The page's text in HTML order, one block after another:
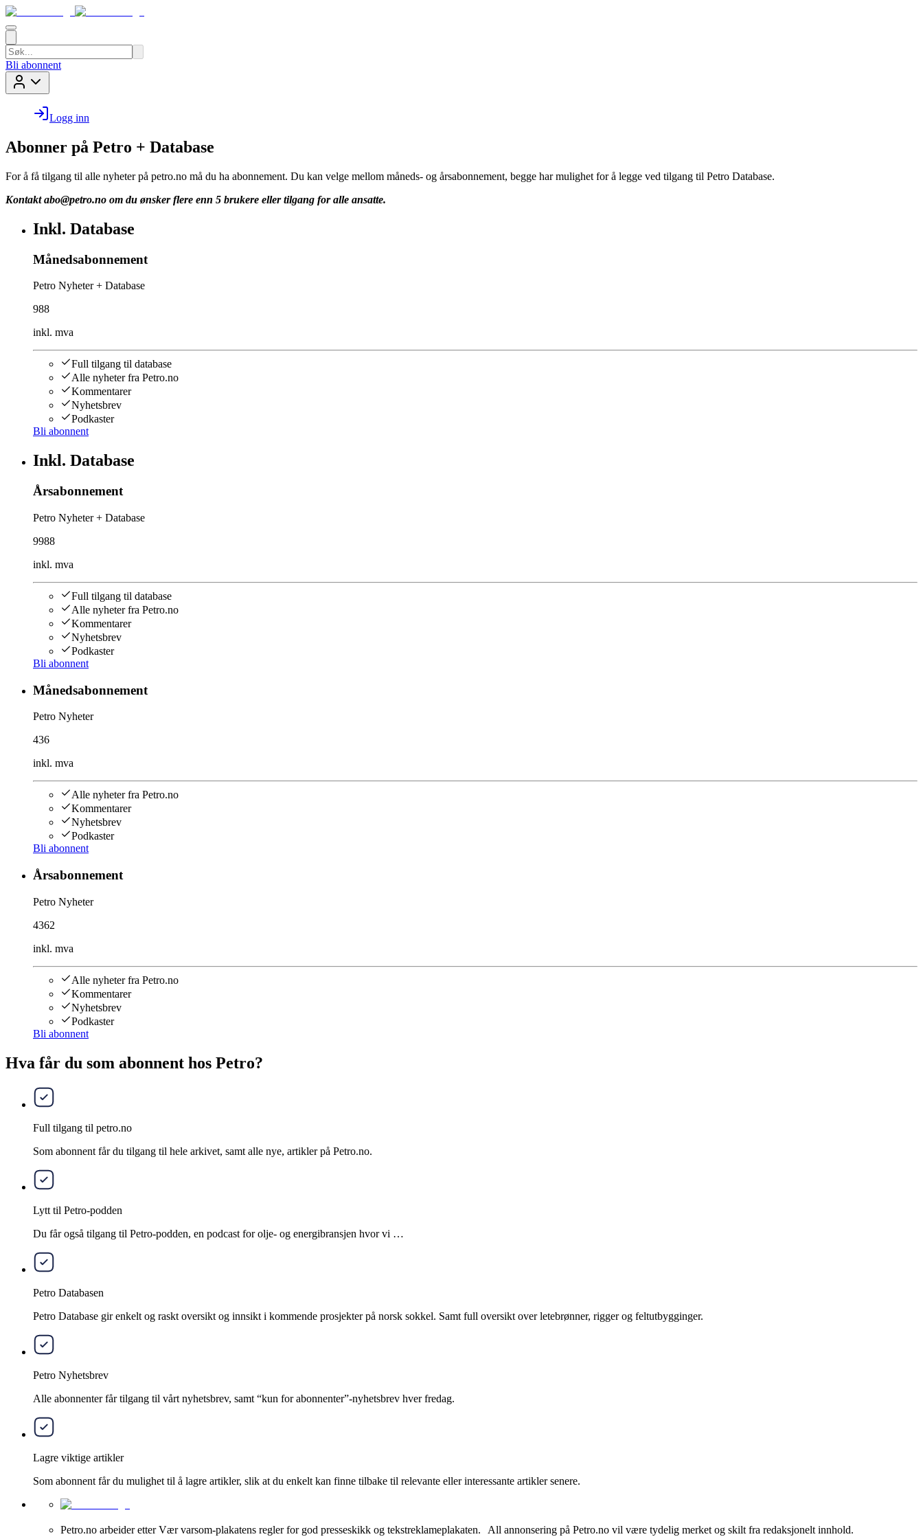
Bli abonnent
Logg inn
Abonner på Petro + Database
For å få tilgang til alle nyheter på petro.no må du ha abonnement. Du kan velge mellom måneds- og årsabonnement, begge har mulighet for å legge ved tilgang til Petro Database.
Kontakt abo@petro.no om du ønsker flere enn 5 brukere eller tilgang for alle ansatte.
Inkl. Database
Månedsabonnement
Petro Nyheter + Database
988
inkl. mva
Full tilgang til database
Alle nyheter fra Petro.no
Kommentarer
Nyhetsbrev
Podkaster
Bli abonnent
Inkl. Database
Årsabonnement
Petro Nyheter + Database
9988
inkl. mva
Full tilgang til database
Alle nyheter fra Petro.no
Kommentarer
Nyhetsbrev
Podkaster
Bli abonnent
Månedsabonnement
Petro Nyheter
436
inkl. mva
Alle nyheter fra Petro.no
Kommentarer
Nyhetsbrev
Podkaster
Bli abonnent
Årsabonnement
Petro Nyheter
4362
inkl. mva
Alle nyheter fra Petro.no
Kommentarer
Nyhetsbrev
Podkaster
Bli abonnent
Hva får du som abonnent hos Petro?
Full tilgang til petro.no
Som abonnent får du tilgang til hele arkivet, samt alle nye, artikler på Petro.no.
Lytt til Petro-podden
Du får også tilgang til Petro-podden, en podcast for olje- og energibransjen hvor vi …
Petro Databasen
Petro Database gir enkelt og raskt oversikt og innsikt i kommende prosjekter på norsk sokkel. Samt full oversikt over letebrønner, rigger og feltutbygginger.
Petro Nyhetsbrev
Alle abonnenter får tilgang til vårt nyhetsbrev, samt “kun for abonnenter”-nyhetsbrev hver fredag.
Lagre viktige artikler
Som abonnent får du mulighet til å lagre artikler, slik at du enkelt kan finne tilbake til relevante eller interessante artikler senere.
Petro.no arbeider etter Vær varsom-plakatens regler for god presseskikk og tekstreklameplakaten. All annonsering på Petro.no vil være tydelig merket og skilt fra redaksjonelt innhold.